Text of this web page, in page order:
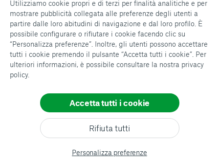
Utilizziamo cookie propri e di terzi per finalità analitiche e per
mostrare pubblicità collegata alle preferenze degli utenti a
partire dalle loro abitudini di navigazione e dal loro profilo. È
possibile configurare o rifiutare i cookie facendo clic su
“Personalizza preferenze”. Inoltre, gli utenti possono accettare
tutti i cookie premendo il pulsante “Accetta tutti i cookie”. Per
ulteriori informazioni, è possibile consultare la nostra privacy
policy.
Personalizza preferenze
Rifiuta tutti
Accetta tutti i cookie
Consenti tutti
CESENA – Sostegno a distanza
Via Padre Vicinio da Sarsina, 216
47521 Cesena
Tel.: 0547 360 811
Detrazioni e deduzioni fiscali sulle donazioni: cosa sapere e
come usufruirne
Whistleblowing Policy
Privacy policy
Cookie policy
Configurazione Cookies